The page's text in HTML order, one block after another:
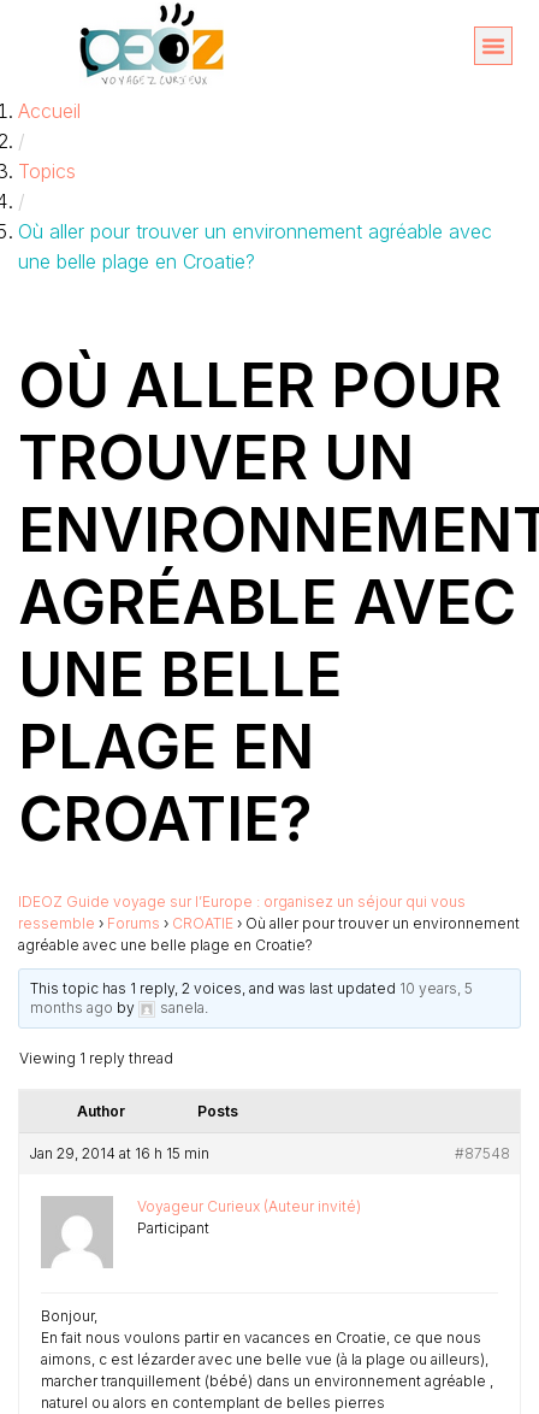
contenu
Accueil
/
Topics
/
Où aller pour trouver un environnement agréable avec
une belle plage en Croatie?
OÙ ALLER POUR
TROUVER UN
AGRÉABLE AVEC
UNE BELLE
PLAGE EN
CROATIE?
IDEOZ Guide voyage sur l’Europe : organisez un séjour qui vous
ressemble › Forums › CROATIE › Où aller pour trouver un environnement
agréable avec une belle plage en Croatie?
This topic has 1 reply, 2 voices, and was last updated 10 years, 5
months ago by sanela.
Viewing 1 reply thread
Author Posts
Jan 29, 2014 at 16 h 15 min #87548
Voyageur Curieux (Auteur invité)
Participant
Bonjour,
En fait nous voulons partir en vacances en Croatie, ce que nous
aimons, c est lézarder avec une belle vue (à la plage ou ailleurs),
marcher tranquillement (bébé) dans un environnement agréable ,
naturel ou alors en contemplant de belles pierres